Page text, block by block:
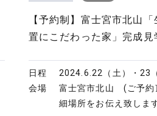
【予約制】富士宮市北山
置にこだわった家」完成見
日程 2024.6.22（土）・23
会場
富士宮市北山 (ご予約
細場所をお伝え致しま